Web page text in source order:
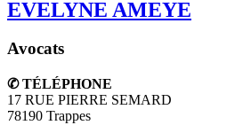
EVELYNE AMEYE
Avocats
✆ TÉLÉPHONE
17 RUE PIERRE SEMARD
78190 Trappes